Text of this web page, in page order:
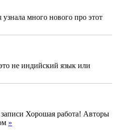
много нового про этот
не индийский язык или
записи Хорошая работа! Авторы
»